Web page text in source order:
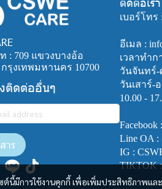
ต์นี้มีการใช้งานคุกกี้ เพื่อเพิ่มประสิทธิภาพแ
: 709 แขวงบางอ้อ
รุงเทพมหานคร 10700
ติดต่ออื่นๆ
าร
เบอร์โทร :
อีเมล :
เวลาทำก
วันจันทร์-
วันเสาร์-
10.00 -
Facebook :
Line OA :
IG :
TIKTOK